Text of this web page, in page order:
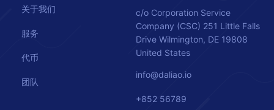
关于我们
服务
代币
团队
c/o Corporation Service
Company (CSC) 251 Little Falls
Drive Wilmington, DE 19808
United States
info@daliao.io
+852 56789